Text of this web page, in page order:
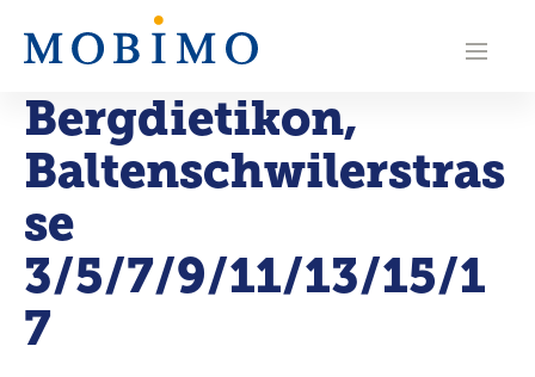
N
a
v
i
g
a
t
i
Bergdietikon,
Baltenschwilerstras
se
3/5/7/9/11/13/15/1
7